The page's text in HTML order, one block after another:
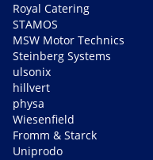
Royal Catering
STAMOS
MSW Motor Technics
Steinberg Systems
ulsonix
hillvert
physa
Wiesenfield
Fromm & Starck
Uniprodo